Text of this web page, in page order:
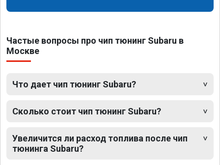
Частые вопросы про чип тюнинг Subaru в
Москве
Что дает чип тюнинг Subaru?
Сколько стоит чип тюнинг Subaru?
Увеличится ли расход топлива после чип
тюнинга Subaru?